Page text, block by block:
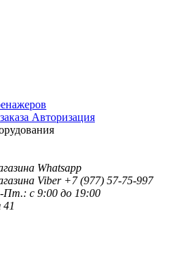
Авторизация
+7 (977) 57-75-997
Пт.: с 9:00 до 19:00
41